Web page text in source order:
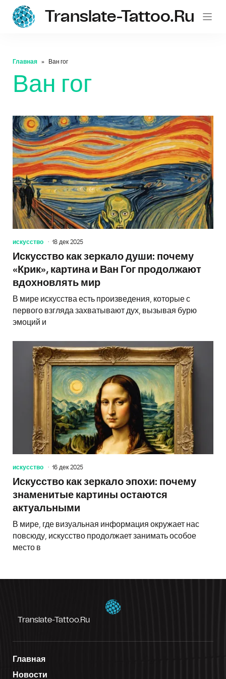
Translate-Tattoo.ru
Главная Ван гог
Ван гог
искусство 18 дек 2025
Искусство как зеркало души: почему
«Крик», картина и Ван Гог продолжают
вдохновлять мир
В мире искусства есть произведения, которые с
первого взгляда захватывают дух, вызывая бурю
эмоций и
искусство 16 дек 2025
Искусство как зеркало эпохи: почему
знаменитые картины остаются
актуальными
В мире, где визуальная информация окружает нас
повсюду, искусство продолжает занимать особое
место в
Translate-Tattoo.ru
Главная
Новости